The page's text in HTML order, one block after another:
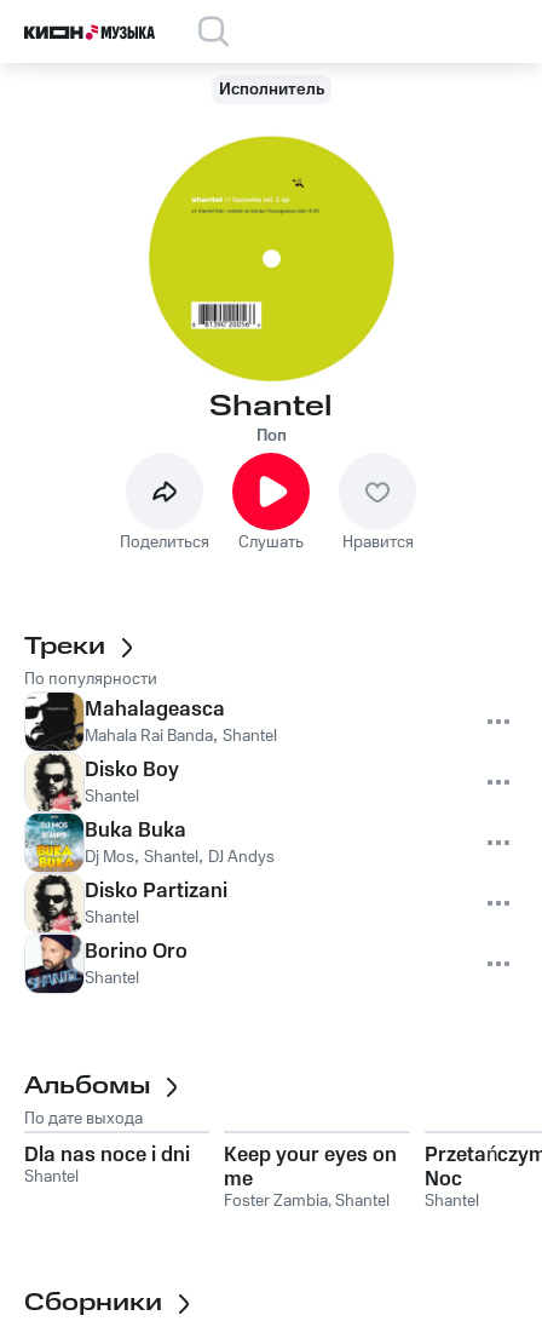
Исполнитель
Shantel
Поп
Поделиться Слушать Нравится
Треки
По популярности
Mahalageasca
Mahala Rai Banda, Shantel
Disko Boy
Shantel
Buka Buka
Dj Mos, Shantel, DJ Andys
Disko Partizani
Shantel
Borino Oro
Shantel
Альбомы
По дате выхода
Dla nas noce i dni
Shantel
Keep your eyes on
me
Foster Zambia,Shantel
Noc
Shantel
Сборники